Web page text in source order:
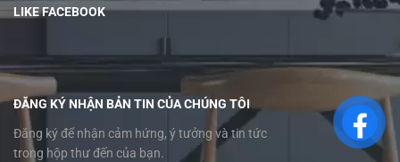
LIKE FACEBOOK
ĐĂNG KÝ NHẬN BẢN TIN CỦA CHÚNG TÔI
Đăng ký để nhận cảm hứng, ý tưởng và tin tức
trong hộp thư đến của bạn.